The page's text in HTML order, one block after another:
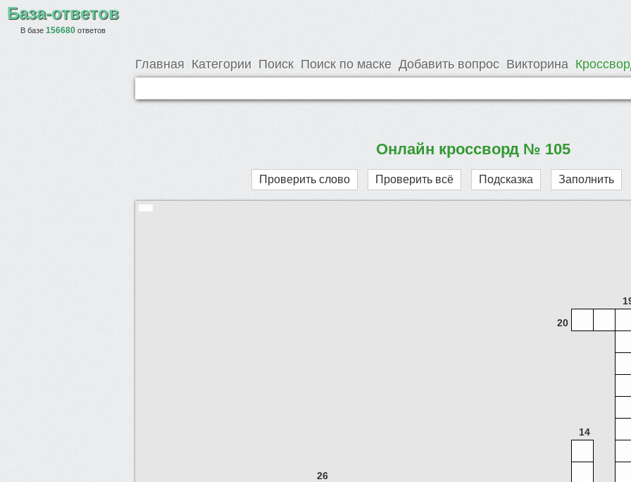
База-ответов
В базе 156680 ответов
Главная Категории Поиск Поиск по маске Добавить вопрос Викторина
Онлайн кроссворд № 105
Проверить слово Проверить всё Подсказка Заполнить
20
14
26